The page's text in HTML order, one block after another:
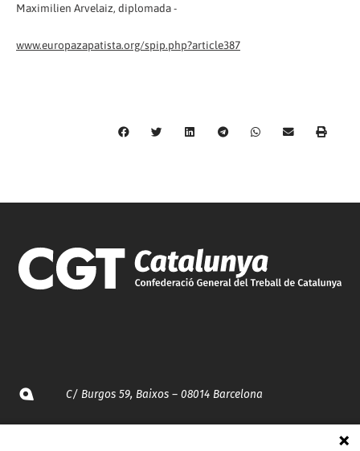
Maximilien Arvelaiz, diplomada -
www.europazapatista.org/spip.php?article387
C/ Burgos 59, Baixos – 08014 Barcelona